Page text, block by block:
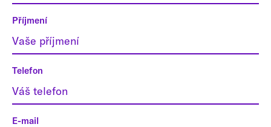
Příjmení
Telefon
E-mail